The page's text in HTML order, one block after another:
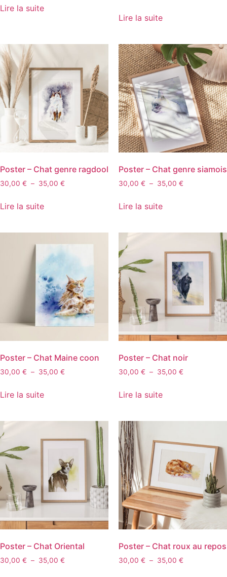
Lire la suite
Lire la suite
Poster – Chat genre ragdool
30,00 € – 35,00 €
Lire la suite
Poster – Chat genre siamois
30,00 € – 35,00 €
Lire la suite
Poster – Chat Maine coon
30,00 € – 35,00 €
Lire la suite
Poster – Chat noir
30,00 € – 35,00 €
Lire la suite
Poster – Chat Oriental
30,00 € – 35,00 €
Poster – Chat roux au repos
30,00 € – 35,00 €